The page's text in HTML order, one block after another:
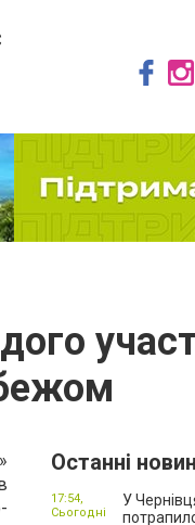
Останні
У
17:54,
Сьогодні